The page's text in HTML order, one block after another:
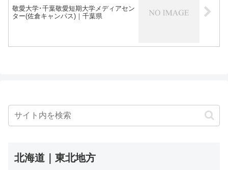
敬愛大学･千葉敬愛短期大学メディアセン
ター(佐倉キャンパス)｜千葉県
北海道｜東北地方